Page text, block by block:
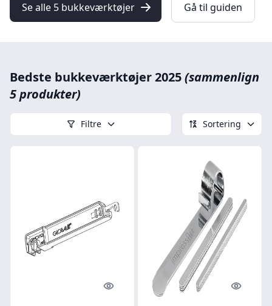
Se alle 5 bukkeværktøjer Gå til guiden
Bedste bukkeværktøjer 2025(sammenlign
5 produkter)
Filtre Sortering
Quick look Quick